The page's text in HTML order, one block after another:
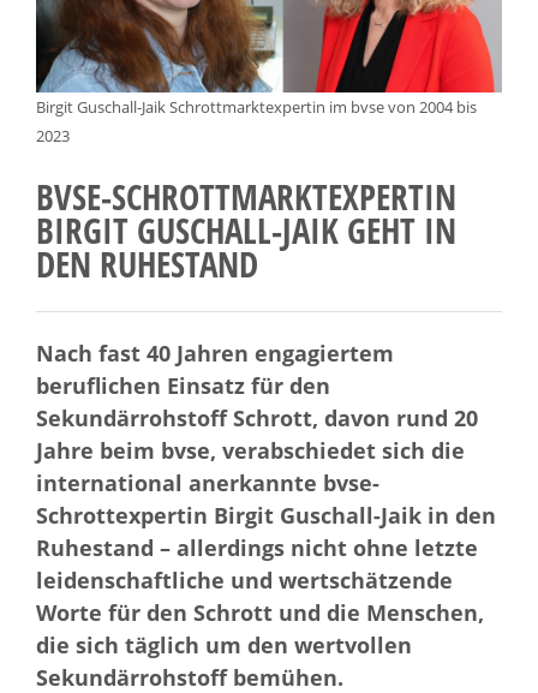
Birgit Guschall-Jaik Schrottmarktexpertin im bvse von 2004 bis
2023
BVSE-SCHROTTMARKTEXPERTIN
BIRGIT GUSCHALL-JAIK GEHT IN
DEN RUHESTAND
Nach fast 40 Jahren engagiertem
beruflichen Einsatz für den
Sekundärrohstoff Schrott, davon rund 20
Jahre beim bvse, verabschiedet sich die
international anerkannte bvse-
Schrottexpertin Birgit Guschall-Jaik in den
Ruhestand – allerdings nicht ohne letzte
leidenschaftliche und wertschätzende
Worte für den Schrott und die Menschen,
die sich täglich um den wertvollen
Sekundärrohstoff bemühen.